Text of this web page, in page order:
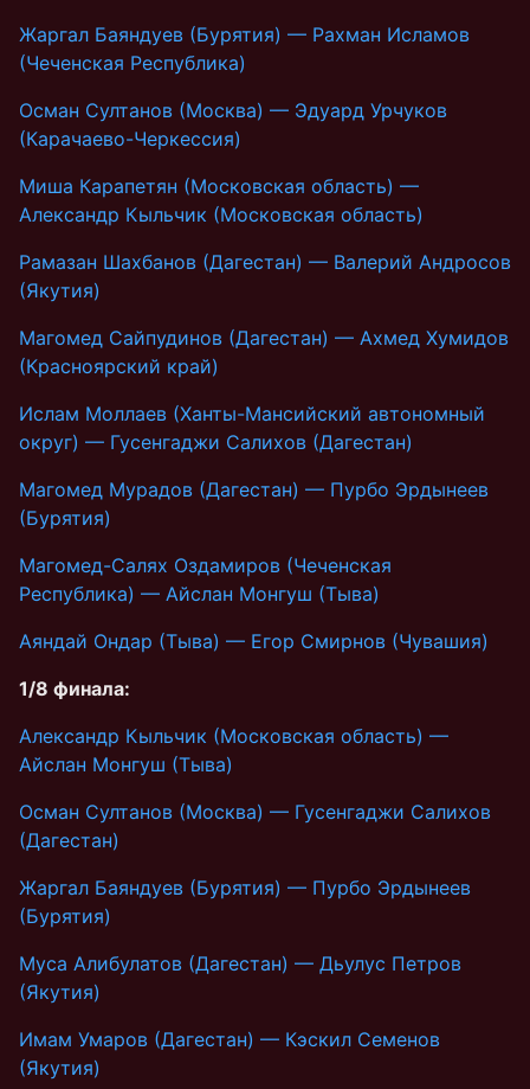
Жаргал Баяндуев (Бурятия) — Рахман Исламов
(Чеченская Республика)
Осман Султанов (Москва) — Эдуард Урчуков
(Карачаево-Черкессия)
Миша Карапетян (Московская область) —
Александр Кыльчик (Московская область)
Рамазан Шахбанов (Дагестан) — Валерий Андросов
(Якутия)
Магомед Сайпудинов (Дагестан) — Ахмед Хумидов
(Красноярский край)
Ислам Моллаев (Ханты-Мансийский автономный
округ) — Гусенгаджи Салихов (Дагестан)
Магомед Мурадов (Дагестан) — Пурбо Эрдынеев
(Бурятия)
Магомед-Салях Оздамиров (Чеченская
Республика) — Айслан Монгуш (Тыва)
Аяндай Ондар (Тыва) — Егор Смирнов (Чувашия)
1/8 финала:
Александр Кыльчик (Московская область) —
Айслан Монгуш (Тыва)
Осман Султанов (Москва) — Гусенгаджи Салихов
(Дагестан)
Жаргал Баяндуев (Бурятия) — Пурбо Эрдынеев
(Бурятия)
Муса Алибулатов (Дагестан) — Дьулус Петров
(Якутия)
Имам Умаров (Дагестан) — Кэскил Семенов
(Якутия)